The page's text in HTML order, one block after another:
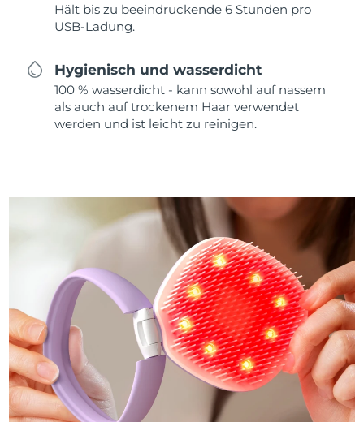
Hält bis zu beeindruckende 6 Stunden pro
USB-Ladung.
Hygienisch und wasserdicht
100 % wasserdicht - kann sowohl auf nassem
als auch auf trockenem Haar verwendet
werden und ist leicht zu reinigen.